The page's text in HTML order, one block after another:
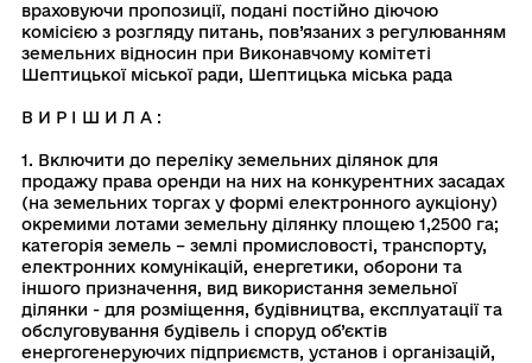
враховуючи пропозиції, подані постiйно дiючою
комiсiєю з розгляду питань, пов’язаних з регулюванням
земельних вiдносин при Виконавчому комiтетi
Шептицької мiської ради, Шептицька мiська рада
В И Р І Ш И Л А :
1. Включити до переліку земельних ділянок для
продажу права оренди на них на конкурентних засадах
(на земельних торгах у формі електронного аукціону)
окремими лотами земельну ділянку площею 1,2500 га;
категорія земель – землі промисловості, транспорту,
електронних комунікацій, енергетики, оборони та
іншого призначення, вид використання земельної
ділянки - для розміщення, будівництва, експлуатації та
обслуговування будівель і споруд об’єктів
енергогенеруючих підприємств, установ і організацій,